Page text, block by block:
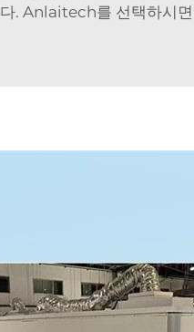
다. Anlaitech를 선택하시면